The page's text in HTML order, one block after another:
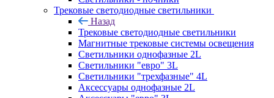
Трековые светодиодные светильники
Назад
Трековые светодиодные светильники
Магнитные трековые системы освещения
Светильники однофазные 2L
Светильники "евро" 3L
Светильники "трехфазные" 4L
Аксессуары однофазные 2L